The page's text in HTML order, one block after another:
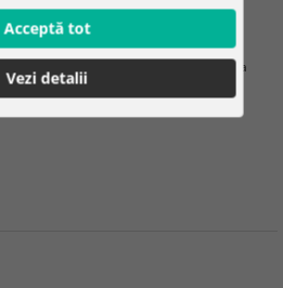
3
clienţi care au cumpărat deja
Acceptă tot
Vezi detalii